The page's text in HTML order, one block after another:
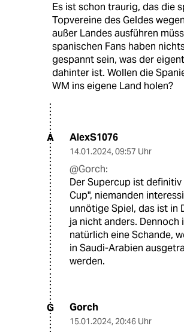
Es ist schon traurig, das die
Topvereine des Geldes
außer Landes ausführen
spanischen Fans haben
gespannt sein, was der
dahinter ist. Wollen die
WM ins eigene Land holen?
A AlexS1076
14.01.2024, 09:57 Uhr
@Gorch:
Der Supercup ist definitiv
Cup", niemanden
unnötige Spiel, das ist in
ja nicht anders. Dennoch
natürlich eine Schande,
in Saudi-Arabien
werden.
G Gorch
15.01.2024, 20:46 Uhr